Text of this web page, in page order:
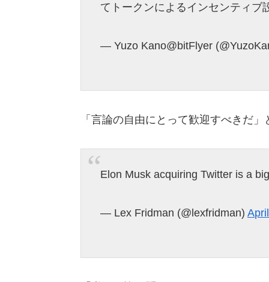
てトークンによるインセンティブ
— Yuzo Kano@bitFlyer
「言論の自由にとって歓迎すべきだ
Elon Musk acquiring Twitter is a
— Lex Fridman (@lexfridman)